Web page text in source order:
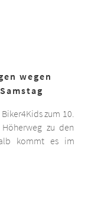
wegen
zum 10.
zu den
kommt es im